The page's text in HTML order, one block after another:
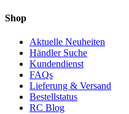
Shop
Aktuelle Neuheiten
Händler Suche
Kundendienst
FAQs
Lieferung & Versand
Bestellstatus
RC Blog